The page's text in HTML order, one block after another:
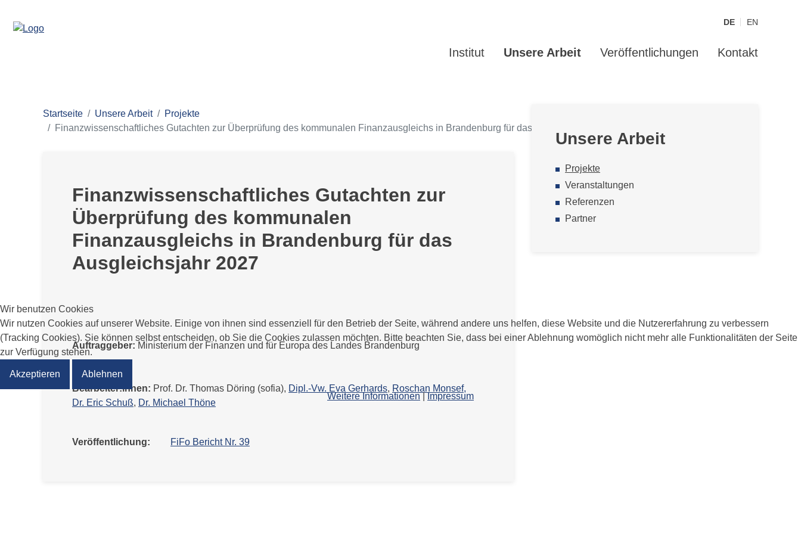
DE EN
Institut Unsere Arbeit Veröffentlichungen Kontakt
Startseite Unsere Arbeit
Projekte
Finanzwissenschaftliches Gutachten zur Überprüfung des kommunalen Finanzausgleichs in Brandenburg für das Ausgleichsjahr 2027
Finanzwissenschaftliches Gutachten zur
Überprüfung des kommunalen
Finanzausgleichs in Brandenburg für das
Ausgleichsjahr 2027
Auftraggeber: Ministerium der Finanzen und für Europa des Landes Brandenburg
Bearbeiter:innen: Prof. Dr. Thomas Döring (sofia), Dipl.-Vw. Eva Gerhards, Roschan Monsef,
Dr. Eric Schuß, Dr. Michael Thöne
Veröffentlichung: FiFo Bericht Nr. 39
Unsere Arbeit
Projekte
Veranstaltungen
Referenzen
Partner
Wir benutzen Cookies
Wir nutzen Cookies auf unserer Website. Einige von ihnen sind essenziell für den Betrieb der Seite, während andere uns helfen, diese Website und die Nutzererfahrung zu verbessern
(Tracking Cookies). Sie können selbst entscheiden, ob Sie die Cookies zulassen möchten. Bitte beachten Sie, dass bei einer Ablehnung womöglich nicht mehr alle Funktionalitäten der Seite
zur Verfügung stehen.
Akzeptieren Ablehnen
Weitere Informationen|Impressum